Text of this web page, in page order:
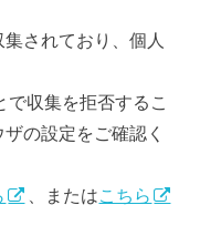
されており、個人
収集を拒否するこ
の設定をご確認く
、またはこちら